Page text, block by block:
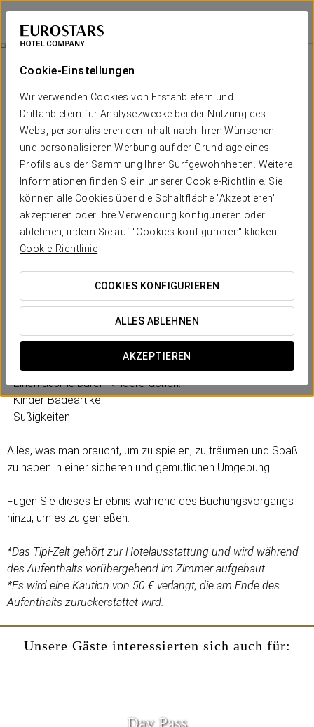
Cookie-Einstellungen
Wir verwenden Cookies von Erstanbietern und
Drittanbietern für Analysezwecke bei der Nutzung des
Webs, personalisieren den Inhalt nach Ihren Wünschen
und personalisieren Werbung auf der Grundlage eines
Profils aus der Sammlung Ihrer Surfgewohnheiten. Weitere
Informationen finden Sie in unserer Cookie-Richtlinie. Sie
können alle Cookies über die Schaltfläche "Akzeptieren"
akzeptieren oder ihre Verwendung konfigurieren oder
ablehnen, indem Sie auf "Cookies konfigurieren" klicken.
Cookie-Richtlinie
COOKIES KONFIGURIEREN
ALLES ABLEHNEN
AKZEPTIEREN
Eurostars Las Salinas
FUERTEVENTURA
Mein Erstes Camp
25 €
Mein erstes Camp
die Aufregung ihres ersten Camps erleben, ohne das Zimmer
zu verlassen.
Enthält:
- Einen Teddybären.
- Einen ausmalbaren Kinderdrachen.
- Kinder-Badeartikel.
- Süßigkeiten.
Alles, was man braucht, um zu spielen, zu träumen und Spaß
zu haben in einer sicheren und gemütlichen Umgebung.
Fügen Sie dieses Erlebnis während des Buchungsvorgangs
hinzu, um es zu genießen.
*Das Tipi-Zelt gehört zur Hotelausstattung und wird während
des Aufenthalts vorübergehend im Zimmer aufgebaut.
*Es wird eine Kaution von 50 € verlangt, die am Ende des
Aufenthalts zurückerstattet wird.
Unsere Gäste interessierten sich auch für:
Day Pass